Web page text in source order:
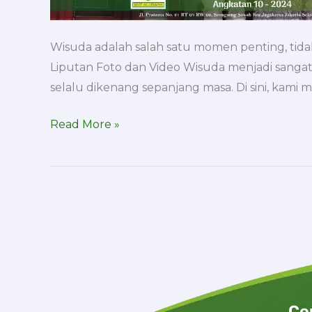
Wisuda adalah salah satu momen penting,
Liputan Foto dan Video Wisuda menjadi
selalu dikenang sepanjang masa. Di sini, kami
Read More »